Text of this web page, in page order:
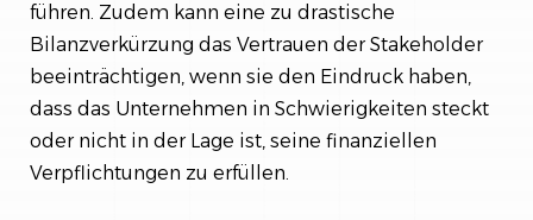
führen. Zudem kann eine zu drastische
Bilanzverkürzung das Vertrauen der Stakeholder
beeinträchtigen, wenn sie den Eindruck haben,
dass das Unternehmen in Schwierigkeiten steckt
oder nicht in der Lage ist, seine finanziellen
Verpflichtungen zu erfüllen.